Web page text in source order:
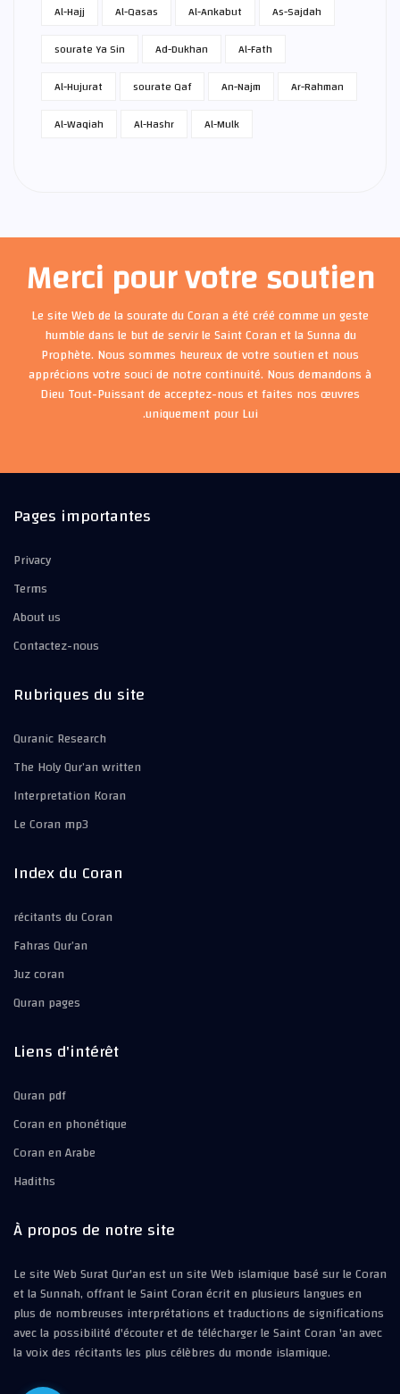
Al-Hajj
Al-Qasas Al-Ankabut
As-Sajdah
sourate Ya Sin
Ad-Dukhan
Al-Fath
Al-Hujurat
sourate Qaf An-Najm
Ar-Rahman
Al-Waqiah
Al-Hashr Al-Mulk
Merci pour votre soutien
Le site Web de la sourate du Coran a été créé comme un geste
humble dans le but de servir le Saint Coran et la Sunna du
Prophète. Nous sommes heureux de votre soutien et nous
apprécions votre souci de notre continuité. Nous demandons à
Dieu Tout-Puissant de acceptez-nous et faites nos œuvres
uniquement pour Lui.
Pages importantes
Privacy
Terms
About us
Contactez-nous
Rubriques du site
Quranic Research
The Holy Qur’an written
Interpretation Koran
Le Coran mp3
Index du Coran
récitants du Coran
Fahras Qur’an
Juz coran
Quran pages
Liens d'intérêt
Quran pdf
Coran en phonétique
Coran en Arabe
Hadiths
À propos de notre site
Le site Web Surat Qur'an est un site Web islamique basé sur le Coran
et la Sunnah, offrant le Saint Coran écrit en plusieurs langues en
plus de nombreuses interprétations et traductions de significations
avec la possibilité d'écouter et de télécharger le Saint Coran 'an avec
la voix des récitants les plus célèbres du monde islamique.